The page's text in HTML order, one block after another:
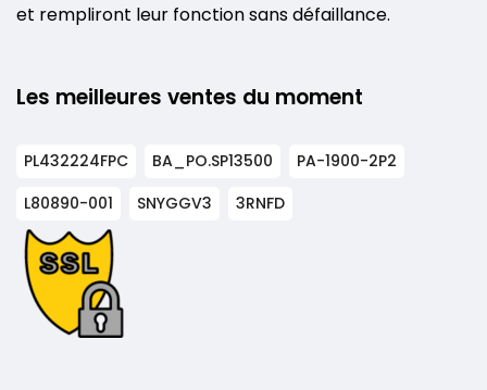
et rempliront leur fonction sans défaillance.
Les meilleures ventes du moment
PL432224FPC BA_PO.SP13500
PA-1900-2P2
L80890-001
SNYGGV3 3RNFD